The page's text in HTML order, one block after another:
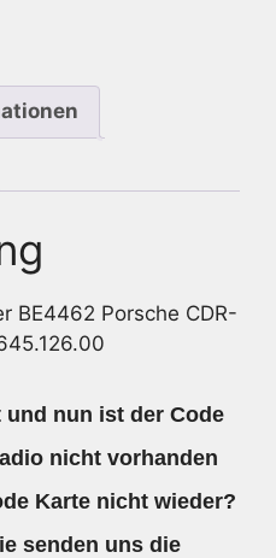
BE4462 Porsche CDR-
nun ist der Code
nicht vorhanden
Karte nicht wieder?
senden uns die